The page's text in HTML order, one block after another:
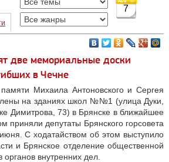
7
две мемориальные доски
в Чечне
Михаила Антоновского и Сергея
на зданиях школ №№1 (улица Дуки,
Димитрова, 73) в Брянске в ближайшее
приняли депутаты Брянского горсовета
С ходатайством об этом выступило
и Брянское отделение общественной
органов внутренних дел.